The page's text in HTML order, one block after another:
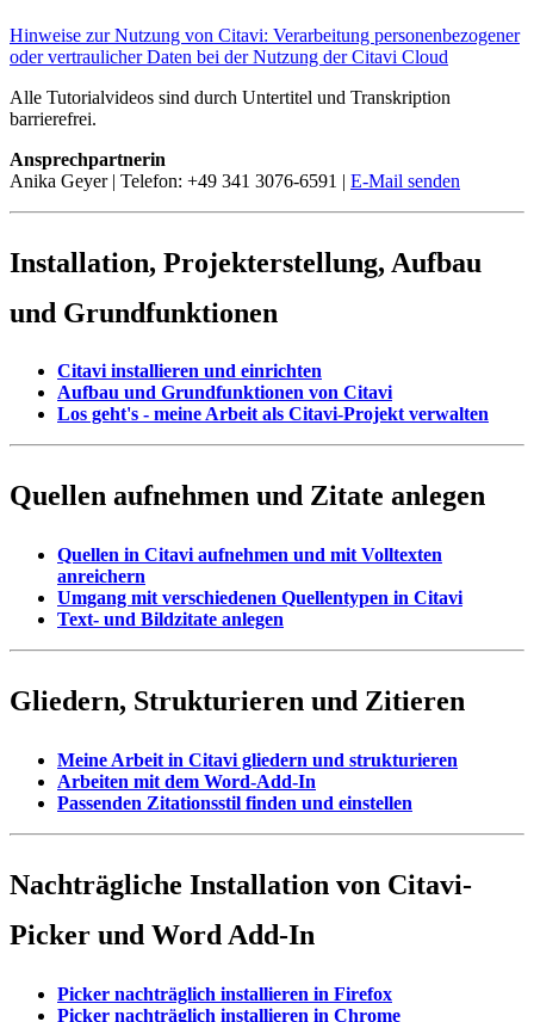
Hinweise zur Nutzung von Citavi: Verarbeitung personenbezogener
oder vertraulicher Daten bei der Nutzung der Citavi Cloud
Alle Tutorialvideos sind durch Untertitel und Transkription
barrierefrei.
Ansprechpartnerin
Anika Geyer | Telefon: +49 341 3076-6591 | E-Mail senden
Installation, Projekterstellung, Aufbau
und Grundfunktionen
Citavi installieren und einrichten
Aufbau und Grundfunktionen von Citavi
Los geht's - meine Arbeit als Citavi-Projekt verwalten
Quellen aufnehmen und Zitate anlegen
Quellen in Citavi aufnehmen und mit Volltexten
anreichern
Umgang mit verschiedenen Quellentypen in Citavi
Text- und Bildzitate anlegen
Gliedern, Strukturieren und Zitieren
Meine Arbeit in Citavi gliedern und strukturieren
Arbeiten mit dem Word-Add-In
Passenden Zitationsstil finden und einstellen
Nachträgliche Installation von Citavi-
Picker und Word Add-In
Picker nachträglich installieren in Firefox
Picker nachträglich installieren in Chrome